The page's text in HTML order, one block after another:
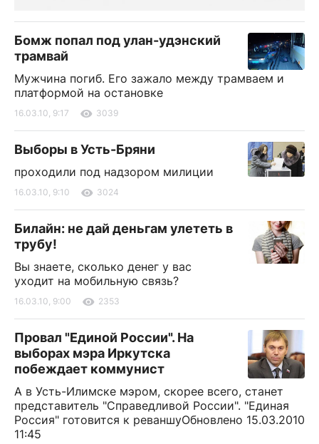
Бомж попал под улан-удэнский
трамвай
Мужчина погиб. Его зажало между трамваем и
платформой на остановке
16.03.10, 9:17 3039
Выборы в Усть-Бряни
проходили под надзором милиции
16.03.10, 9:10 3024
Билайн: не дай деньгам улететь в
трубу!
Вы знаете, сколько денег у вас
уходит на мобильную связь?
16.03.10, 9:00 2353
Провал "Единой России". На
выборах мэра Иркутска
побеждает коммунист
А в Усть-Илимске мэром, скорее всего, станет
представитель "Справедливой России". "Единая
Россия" готовится к реваншуОбновлено 15.03.2010
11:45